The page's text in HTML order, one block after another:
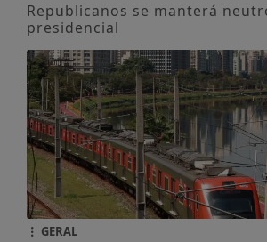
Republicanos se manterá
presidencial
GERAL